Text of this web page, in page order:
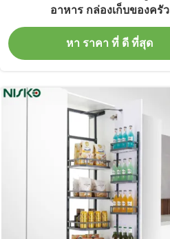
อาหาร กล่องเก็บของครัว
หา ราคา ที่ ดี ที่สุด